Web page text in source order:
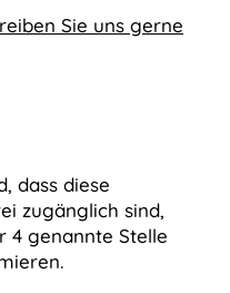
Sie uns gerne
dass diese
zugänglich sind,
4 genannte Stelle